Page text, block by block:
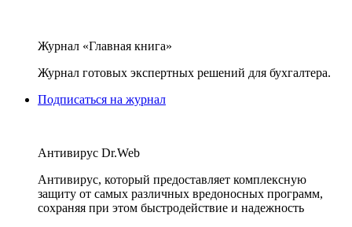
Журнал «Главная книга»
Журнал готовых экспертных решений для бухгалтера.
Подписаться на журнал
Антивирус Dr.Web
Антивирус, который предоставляет комплексную
защиту от самых различных вредоносных программ,
сохраняя при этом быстродействие и надежность